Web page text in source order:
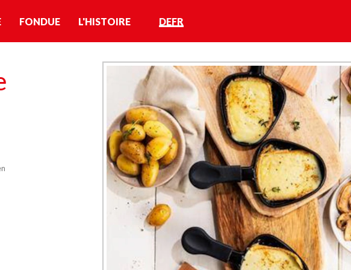
FONDUE L'HISTOIRE DEFR